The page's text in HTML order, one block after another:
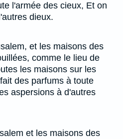
l'armée des cieux, Et on
dieux.
et les maisons des
comme le lieu de
les maisons sur les
des parfums à toute
aspersions à d'autres
et les maisons des